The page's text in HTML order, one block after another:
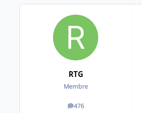
RTG
Membre
476
messages